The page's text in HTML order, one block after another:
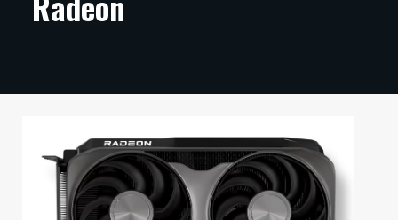
ARTIKKELIT
TECHBBS
HINTA.FI
KAUPPA